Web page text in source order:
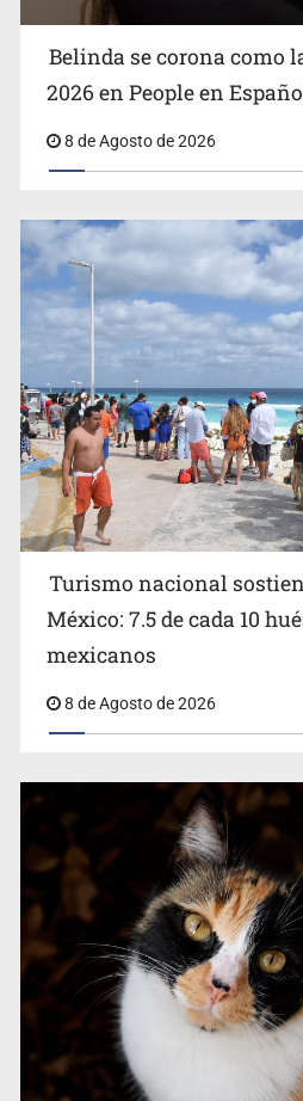
EU reanudará este sábado
Michoacán
Belinda se corona como la más
Belinda se corona como
2026 en People en
8 de Agosto de 2026
Turismo nacional
México: 7.5 de cada 10
mexicanos
8 de Agosto de 2026